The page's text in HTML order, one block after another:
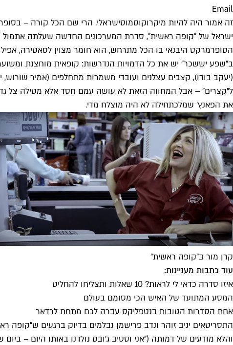
Email
זה אמור היה להיות מיקרוקוסמוסישראלי. הרי שם הכל קורה – בסופר
ישראל של "קופה ראשית", סדרת המערכונים החדשה שעלתה אתמול
הסופרמרקט היבנאי בו הכל מתרחש, הוא חומר מצוין לסאטירה,
ב"שפע יששכר" יש את כל הדמויות הנדרשות: קופאית מוחצנת
(יעקב בודו), קצבים עצלנים ועובדי משמרות מתחלפים (אמיר שורוש,
ל"קצרים" – אבל המחווה הזאת לא עושה עמם חסד אלא מטילה צל
את הפאנץ' שמלכתחילה לא היה מוצלח מדי.
קרן מור ב"קופה ראשית"
עוד כתבות מעניינות:
איזו סדרה כדאי לי לראות? 10 שאלות ותצליחו להחליט
המסע המתועד של האיש הכי מסומם בעולם
אחת הסדרות הטובות בנטפליקס עברה לכם מתחת לרדאר
התסריטאים יניב זוהר ונדב פרישמן נבלמים בדיוק ברגעים
והלא מודעים של דמותה ("אני וסטיב ג'ובס נולדנו באותו היום –